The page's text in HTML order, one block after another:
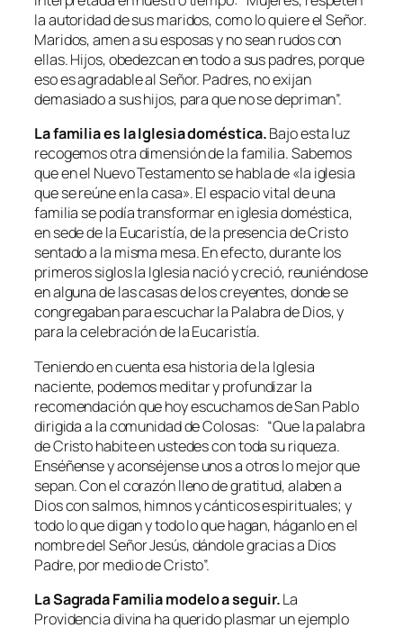
la autoridad de sus maridos, como lo quiere el Señor.
Maridos, amen a su esposas y no sean rudos con
ellas. Hijos, obedezcan en todo a sus padres, porque
eso es agradable al Señor. Padres, no exijan
demasiado a sus hijos, para que no se depriman”.
La familia es la Iglesia doméstica.Bajo esta luz
recogemos otra dimensión de la familia. Sabemos
que en el Nuevo Testamento se habla de «la iglesia
que se reúne en la casa». El espacio vital de una
familia se podía transformar en iglesia doméstica,
en sede de la Eucaristía, de la presencia de Cristo
sentado a la misma mesa. En efecto, durante los
primeros siglos la Iglesia nació y creció, reuniéndose
en alguna de las casas de los creyentes, donde se
congregaban para escuchar la Palabra de Dios, y
para la celebración de la Eucaristía.
Teniendo en cuenta esa historia de la Iglesia
naciente, podemos meditar y profundizar la
recomendación que hoy escuchamos de San Pablo
dirigida a la comunidad de Colosas: “Que la palabra
de Cristo habite en ustedes con toda su riqueza.
Enséñense y aconséjense unos a otros lo mejor que
sepan. Con el corazón lleno de gratitud, alaben a
Dios con salmos, himnos y cánticos espirituales; y
todo lo que digan y todo lo que hagan, háganlo en el
nombre del Señor Jesús, dándole gracias a Dios
Padre, por medio de Cristo”.
La Sagrada Familia modelo a seguir.La
Providencia divina ha querido plasmar un ejemplo